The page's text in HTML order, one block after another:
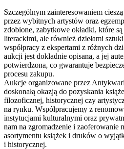
Szczególnym zainteresowaniem
przez wybitnych artystów oraz
zdobione, zabytkowe okładki, które
literackimi, ale również dziełami
współpracy z ekspertami z różnych
aukcji jest dokładnie opisana, a jej
potwierdzona, co gwarantuje
procesu zakupu.
Aukcje organizowane przez
doskonałą okazją do pozyskania
filozoficznej, historycznej czy
na rynku. Współpracujemy z
instytucjami kulturalnymi oraz
nam na zgromadzenie i zaoferowanie
asortymentu książek i druków o
i historycznej.